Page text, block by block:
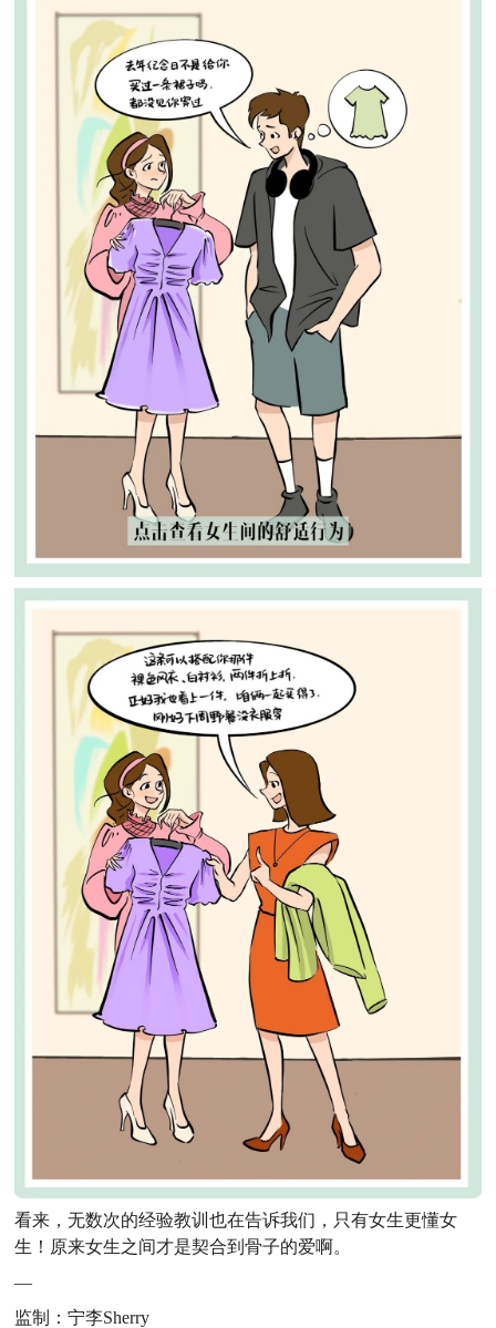
看来，无数次的经验教训也在告诉我们，只有女生更懂女
生！原来女生之间才是契合到骨子的爱啊。
—
监制：宁李Sherry